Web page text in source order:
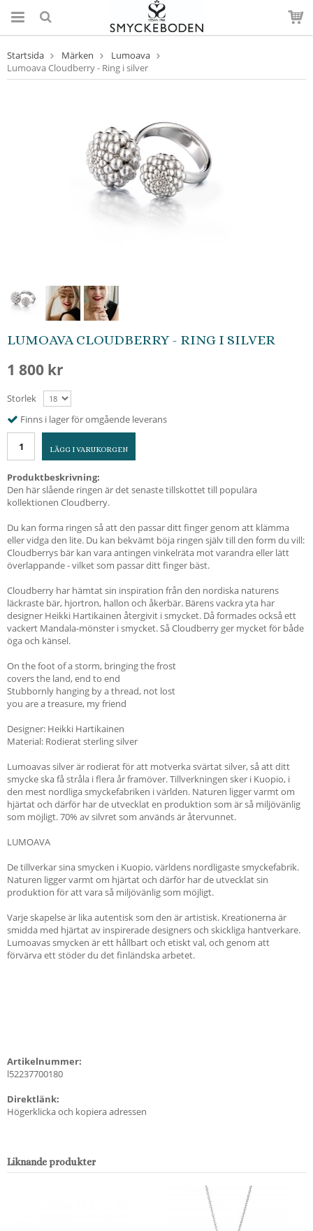
Startsida Märken
Lumoava
Lumoava Cloudberry - Ring i silver
LUMOAVA CLOUDBERRY - RING I SILVER
1 800 kr
Storlek
Finns i lager för omgående leverans
LÄGG I VARUKORGEN
Produktbeskrivning:
Den här slående ringen är det senaste tillskottet till populära
kollektionen Cloudberry.
Du kan forma ringen så att den passar ditt finger genom att klämma
eller vidga den lite. Du kan bekvämt böja ringen själv till den form du vill:
Cloudberrys bär kan vara antingen vinkelräta mot varandra eller lätt
överlappande - vilket som passar ditt finger bäst.
Cloudberry har hämtat sin inspiration från den nordiska naturens
läckraste bär, hjortron, hallon och åkerbär. Bärens vackra yta har
designer Heikki Hartikainen återgivit i smycket. Då formades också ett
vackert Mandala-mönster i smycket. Så Cloudberry ger mycket för både
öga och känsel.
On the foot of a storm, bringing the frost
covers the land, end to end
Stubbornly hanging by a thread, not lost
you are a treasure, my friend
Designer: Heikki Hartikainen
Material: Rodierat sterling silver
Lumoavas silver är rodierat för att motverka svärtat silver, så att ditt
smycke ska få stråla i flera år framöver. Tillverkningen sker i Kuopio, i
den mest nordliga smyckefabriken i världen. Naturen ligger varmt om
hjärtat och därför har de utvecklat en produktion som är så miljövänlig
som möjligt. 70% av silvret som används är återvunnet.
LUMOAVA
De tillverkar sina smycken i Kuopio, världens nordligaste smyckefabrik.
Naturen ligger varmt om hjärtat och därför har de utvecklat sin
produktion för att vara så miljövänlig som möjligt.
Varje skapelse är lika autentisk som den är artistisk. Kreationerna är
smidda med hjärtat av inspirerade designers och skickliga hantverkare.
Lumoavas smycken är ett hållbart och etiskt val, och genom att
förvärva ett stöder du det finländska arbetet.
Artikelnummer:
l52237700180
Direktlänk:
Högerklicka och kopiera adressen
Liknande produkter